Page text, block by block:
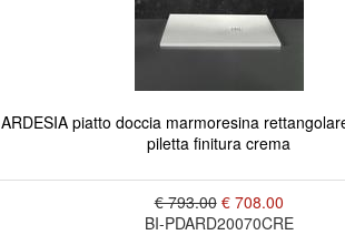
ARDESIA piatto doccia marmoresina
piletta finitura crema
€ 793.00 € 708.00
BI-PDARD20070CRE